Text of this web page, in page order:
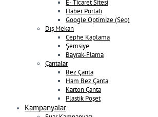
E- Ticaret Sitesi
Haber Portalı
Google Optimize (Seo)
Dış Mekan
Cephe Kaplama
Şemsiye
Bayrak-Flama
Çantalar
Bez Çanta
Ham Bez Çanta
Karton Çanta
Plastik Poşet
Kampanyalar